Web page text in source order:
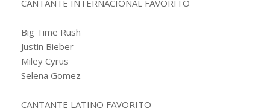
CANTANTE INTERNACIONAL FAVORITO
Big Time Rush
Justin Bieber
Miley Cyrus
Selena Gomez
CANTANTE LATINO FAVORITO